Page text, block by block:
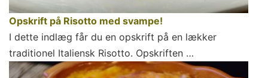
Opskrift på Risotto med svampe!
I dette indlæg får du en opskrift på en lækker
traditionel Italiensk Risotto. Opskriften …